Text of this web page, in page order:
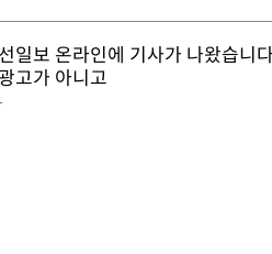
일보 온라인에 기사가 나왔습니
고가 아니고